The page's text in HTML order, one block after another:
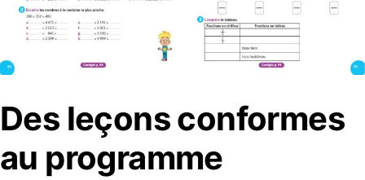
Des leçons conformes
au programme